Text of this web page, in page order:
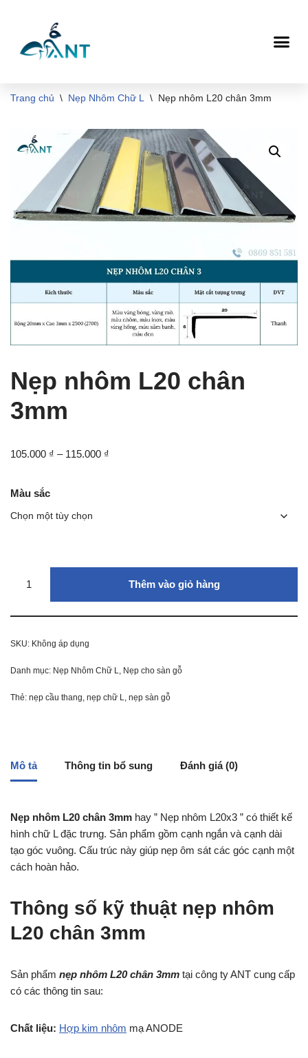
tới
Trang chủ \ Nẹp Nhôm Chữ L \ Nẹp nhôm L20 chân 3mm
Nẹp nhôm L20 chân
3mm
105.000 ₫ – 115.000 ₫
Màu sắc
Thêm vào giỏ hàng
SKU: Không áp dụng
Danh mục: Nẹp Nhôm Chữ L Nẹp cho sàn gỗ
Thẻ: nẹp cầu thang nẹp chữ L nẹp sàn gỗ
Mô tả Thông tin bổ sung Đánh giá (0)
Nẹp nhôm L20 chân 3mm hay ” Nẹp nhôm L20x3 ” có thiết kế
hình chữ L đặc trưng. Sản phẩm gồm cạnh ngắn và cạnh dài
tạo góc vuông. Cấu trúc này giúp nẹp ôm sát các góc cạnh một
cách hoàn hảo.
Thông số kỹ thuật nẹp nhôm
L20 chân 3mm
Sản phẩm nẹp nhôm L20 chân 3mm tại công ty ANT cung cấp
có các thông tin sau:
Chất liệu: Hợp kim nhôm mạ ANODE